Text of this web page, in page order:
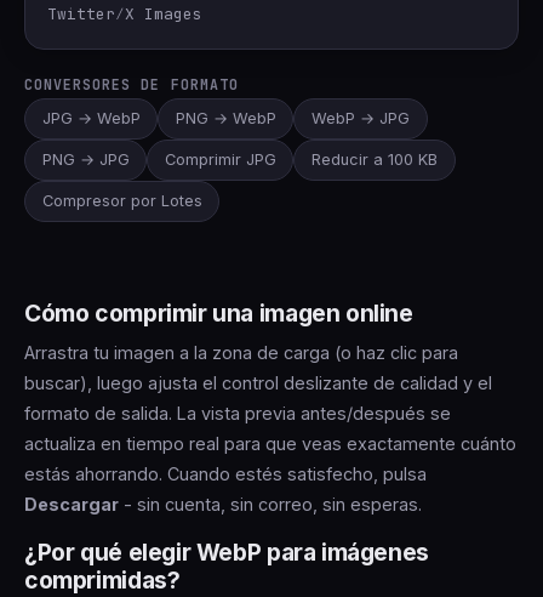
Twitter∕X Images
CONVERSORES DE FORMATO
JPG → WebP
PNG → WebP WebP → JPG
PNG → JPG Comprimir JPG Reducir a 100 KB
Compresor por Lotes
Cómo comprimir una imagen online
Arrastra tu imagen a la zona de carga (o haz clic para
buscar), luego ajusta el control deslizante de calidad y el
formato de salida. La vista previa antes/después se
actualiza en tiempo real para que veas exactamente cuánto
estás ahorrando. Cuando estés satisfecho, pulsa
Descargar - sin cuenta, sin correo, sin esperas.
¿Por qué elegir WebP para imágenes
comprimidas?